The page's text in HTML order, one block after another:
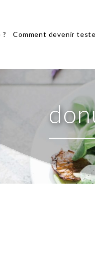
? Comment devenir